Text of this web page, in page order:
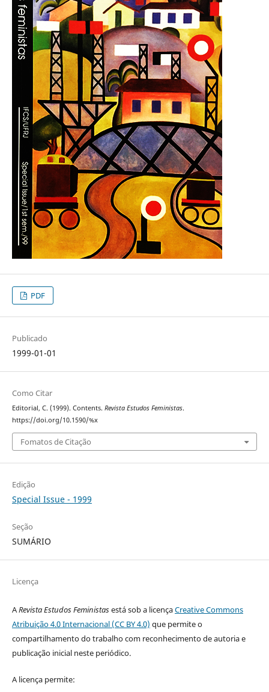
PDF
Publicado
1999-01-01
Como Citar
Editorial, C. (1999). Contents. Revista Estudos Feministas.
https://doi.org/10.1590/%x
Fomatos de Citação
Edição
Special Issue - 1999
Seção
SUMÁRIO
Licença
ARevista Estudos Feministasestá sob a licençaCreative Commons
Atribuição 4.0 Internacional (CC BY 4.0) que permite o
compartilhamento do trabalho com reconhecimento de autoria e
publicação inicial neste periódico.
A licença permite: